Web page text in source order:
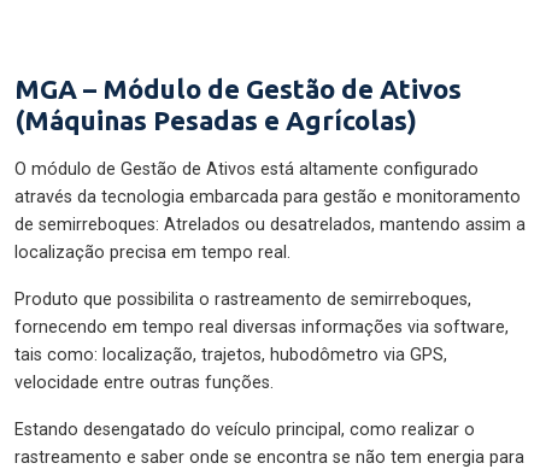
MGA – Módulo de Gestão de Ativos
(Máquinas Pesadas e Agrícolas)
O módulo de Gestão de Ativos está altamente configurado
através da tecnologia embarcada para gestão e monitoramento
de semirreboques: Atrelados ou desatrelados, mantendo assim a
localização precisa em tempo real.
Produto que possibilita o rastreamento de semirreboques,
fornecendo em tempo real diversas informações via software,
tais como: localização, trajetos, hubodômetro via GPS,
velocidade entre outras funções.
Estando desengatado do veículo principal, como realizar o
rastreamento e saber onde se encontra se não tem energia para